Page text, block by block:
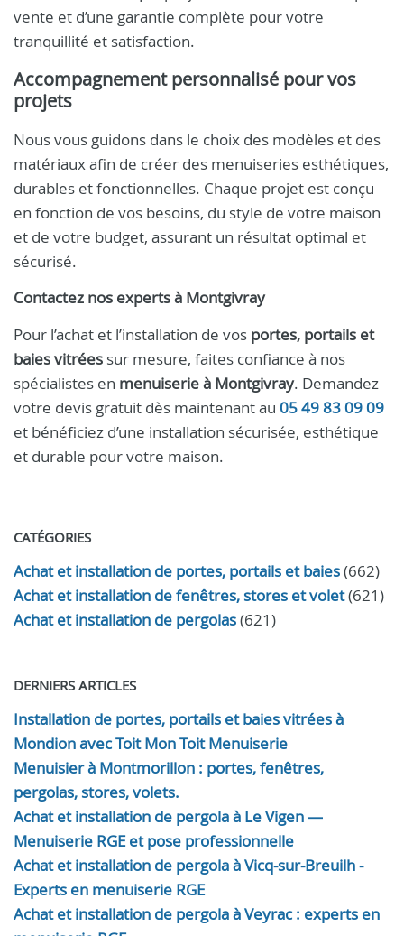
vente et d’une garantie complète pour votre
tranquillité et satisfaction.
Accompagnement personnalisé pour vos
projets
Nous vous guidons dans le choix des modèles et des
matériaux afin de créer des menuiseries esthétiques,
durables et fonctionnelles. Chaque projet est conçu
en fonction de vos besoins, du style de votre maison
et de votre budget, assurant un résultat optimal et
sécurisé.
Contactez nos experts à Montgivray
Pour l’achat et l’installation de vos portes, portails et
baies vitrées sur mesure, faites confiance à nos
spécialistes en menuiserie à Montgivray. Demandez
votre devis gratuit dès maintenant au 05 49 83 09 09
et bénéficiez d’une installation sécurisée, esthétique
et durable pour votre maison.
CATÉGORIES
Achat et installation de portes, portails et baies(662)
Achat et installation de fenêtres, stores et volet(621)
Achat et installation de pergolas(621)
DERNIERS ARTICLES
Installation de portes, portails et baies vitrées à
Mondion avec Toit Mon Toit Menuiserie
Menuisier à Montmorillon : portes, fenêtres,
pergolas, stores, volets.
Achat et installation de pergola à Le Vigen —
Menuiserie RGE et pose professionnelle
Achat et installation de pergola à Vicq-sur-Breuilh -
Experts en menuiserie RGE
Achat et installation de pergola à Veyrac : experts en